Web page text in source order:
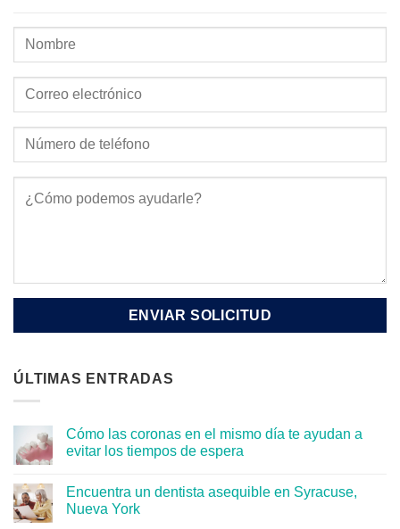
ÚLTIMAS ENTRADAS
Cómo las coronas en el mismo día te ayudan a
evitar los tiempos de espera
Encuentra un dentista asequible en Syracuse,
Nueva York